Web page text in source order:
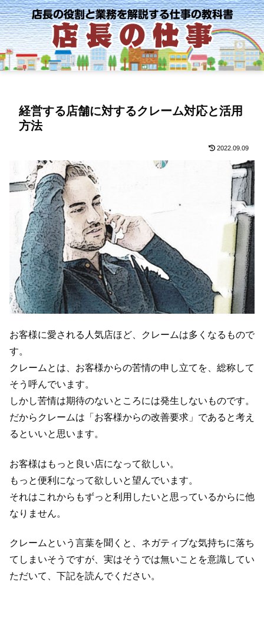
経営する店舗に対するクレーム対応と活用
方法
2022.09.09
お客様に愛される人気店ほど、クレームは多くなるもので
す。
クレームとは、お客様からの苦情の申し立てを、総称して
そう呼んでいます。
しかし苦情は期待のないところには発生しないものです。
だからクレームは「お客様からの改善要求」であると考え
るといいと思います。
お客様はもっと良い店になって欲しい。
もっと便利になって欲しいと望んでいます。
それはこれからもずっと利用したいと思っているからに他
なりません。
クレームという言葉を聞くと、ネガティブな気持ちに落ち
てしまいそうですが、実はそうでは無いことを意識してい
ただいて、下記を読んでください。